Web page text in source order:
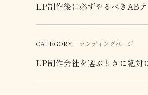
LP制作後に必ずやるべきAB
CATEGORY: ランディングページ
LP制作会社を選ぶときに絶対